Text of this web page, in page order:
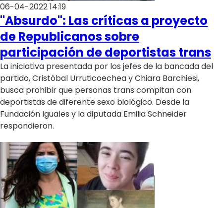
06-04-2022 14:19
"Absurdo": Las críticas a proyecto
de Republicanos sobre
participación de deportistas trans
La iniciativa presentada por los jefes de la bancada del
partido, Cristóbal Urruticoechea y Chiara Barchiesi,
busca prohibir que personas trans compitan con
deportistas de diferente sexo biológico. Desde la
Fundación Iguales y la diputada Emilia Schneider
respondieron.